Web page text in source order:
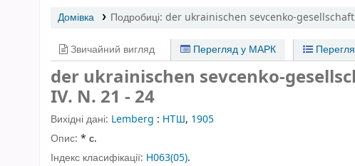
Домівка Подробиці: der ukrainischen sevcenko-
Звичайний вигляд Перегляд у МАРК
der ukrainischen sevcenko-
IV. N. 21 - 24
Вихідні дані: Lemberg : НТШ, 1905
Опис: * с.
Індекс класифікації: Н063(05).